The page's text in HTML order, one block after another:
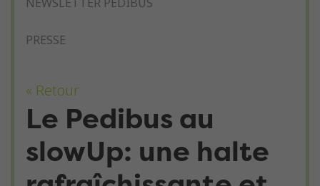
PRESSE
« Retour
Le Pedibus au
slowUp: une halte